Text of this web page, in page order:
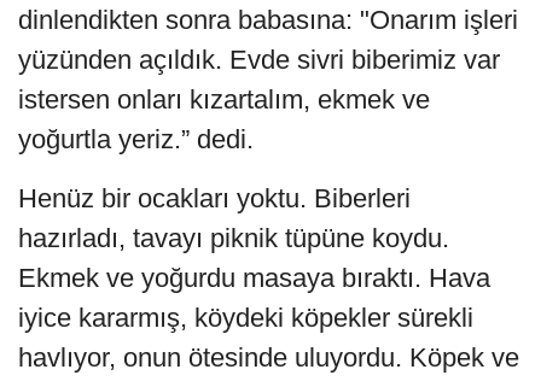
dinlendikten sonra babasına: "Onarım işleri
yüzünden açıldık. Evde sivri biberimiz var
istersen onları kızartalım, ekmek ve
yoğurtla yeriz.” dedi.
Henüz bir ocakları yoktu. Biberleri
hazırladı, tavayı piknik tüpüne koydu.
Ekmek ve yoğurdu masaya bıraktı. Hava
iyice kararmış, köydeki köpekler sürekli
havlıyor, onun ötesinde uluyordu. Köpek ve